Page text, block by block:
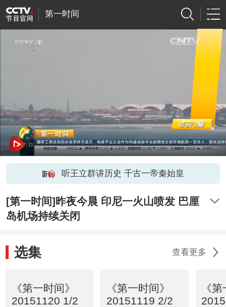
第一时间
听王立群讲历史 千古一帝秦始皇
[第一时间]昨夜今晨 印尼一火山喷发 巴厘
岛机场持续关闭
选集 查看更多
《第一时间》
20151120 1/2
《第一时间》
20151119 2/2
《